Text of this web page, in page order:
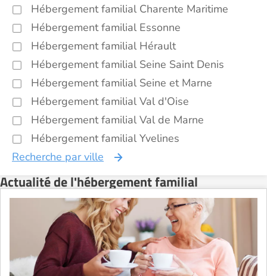
Hébergement familial Charente Maritime
Hébergement familial Essonne
Hébergement familial Hérault
Hébergement familial Seine Saint Denis
Hébergement familial Seine et Marne
Hébergement familial Val d'Oise
Hébergement familial Val de Marne
Hébergement familial Yvelines
Recherche par ville
Actualité de l'hébergement familial